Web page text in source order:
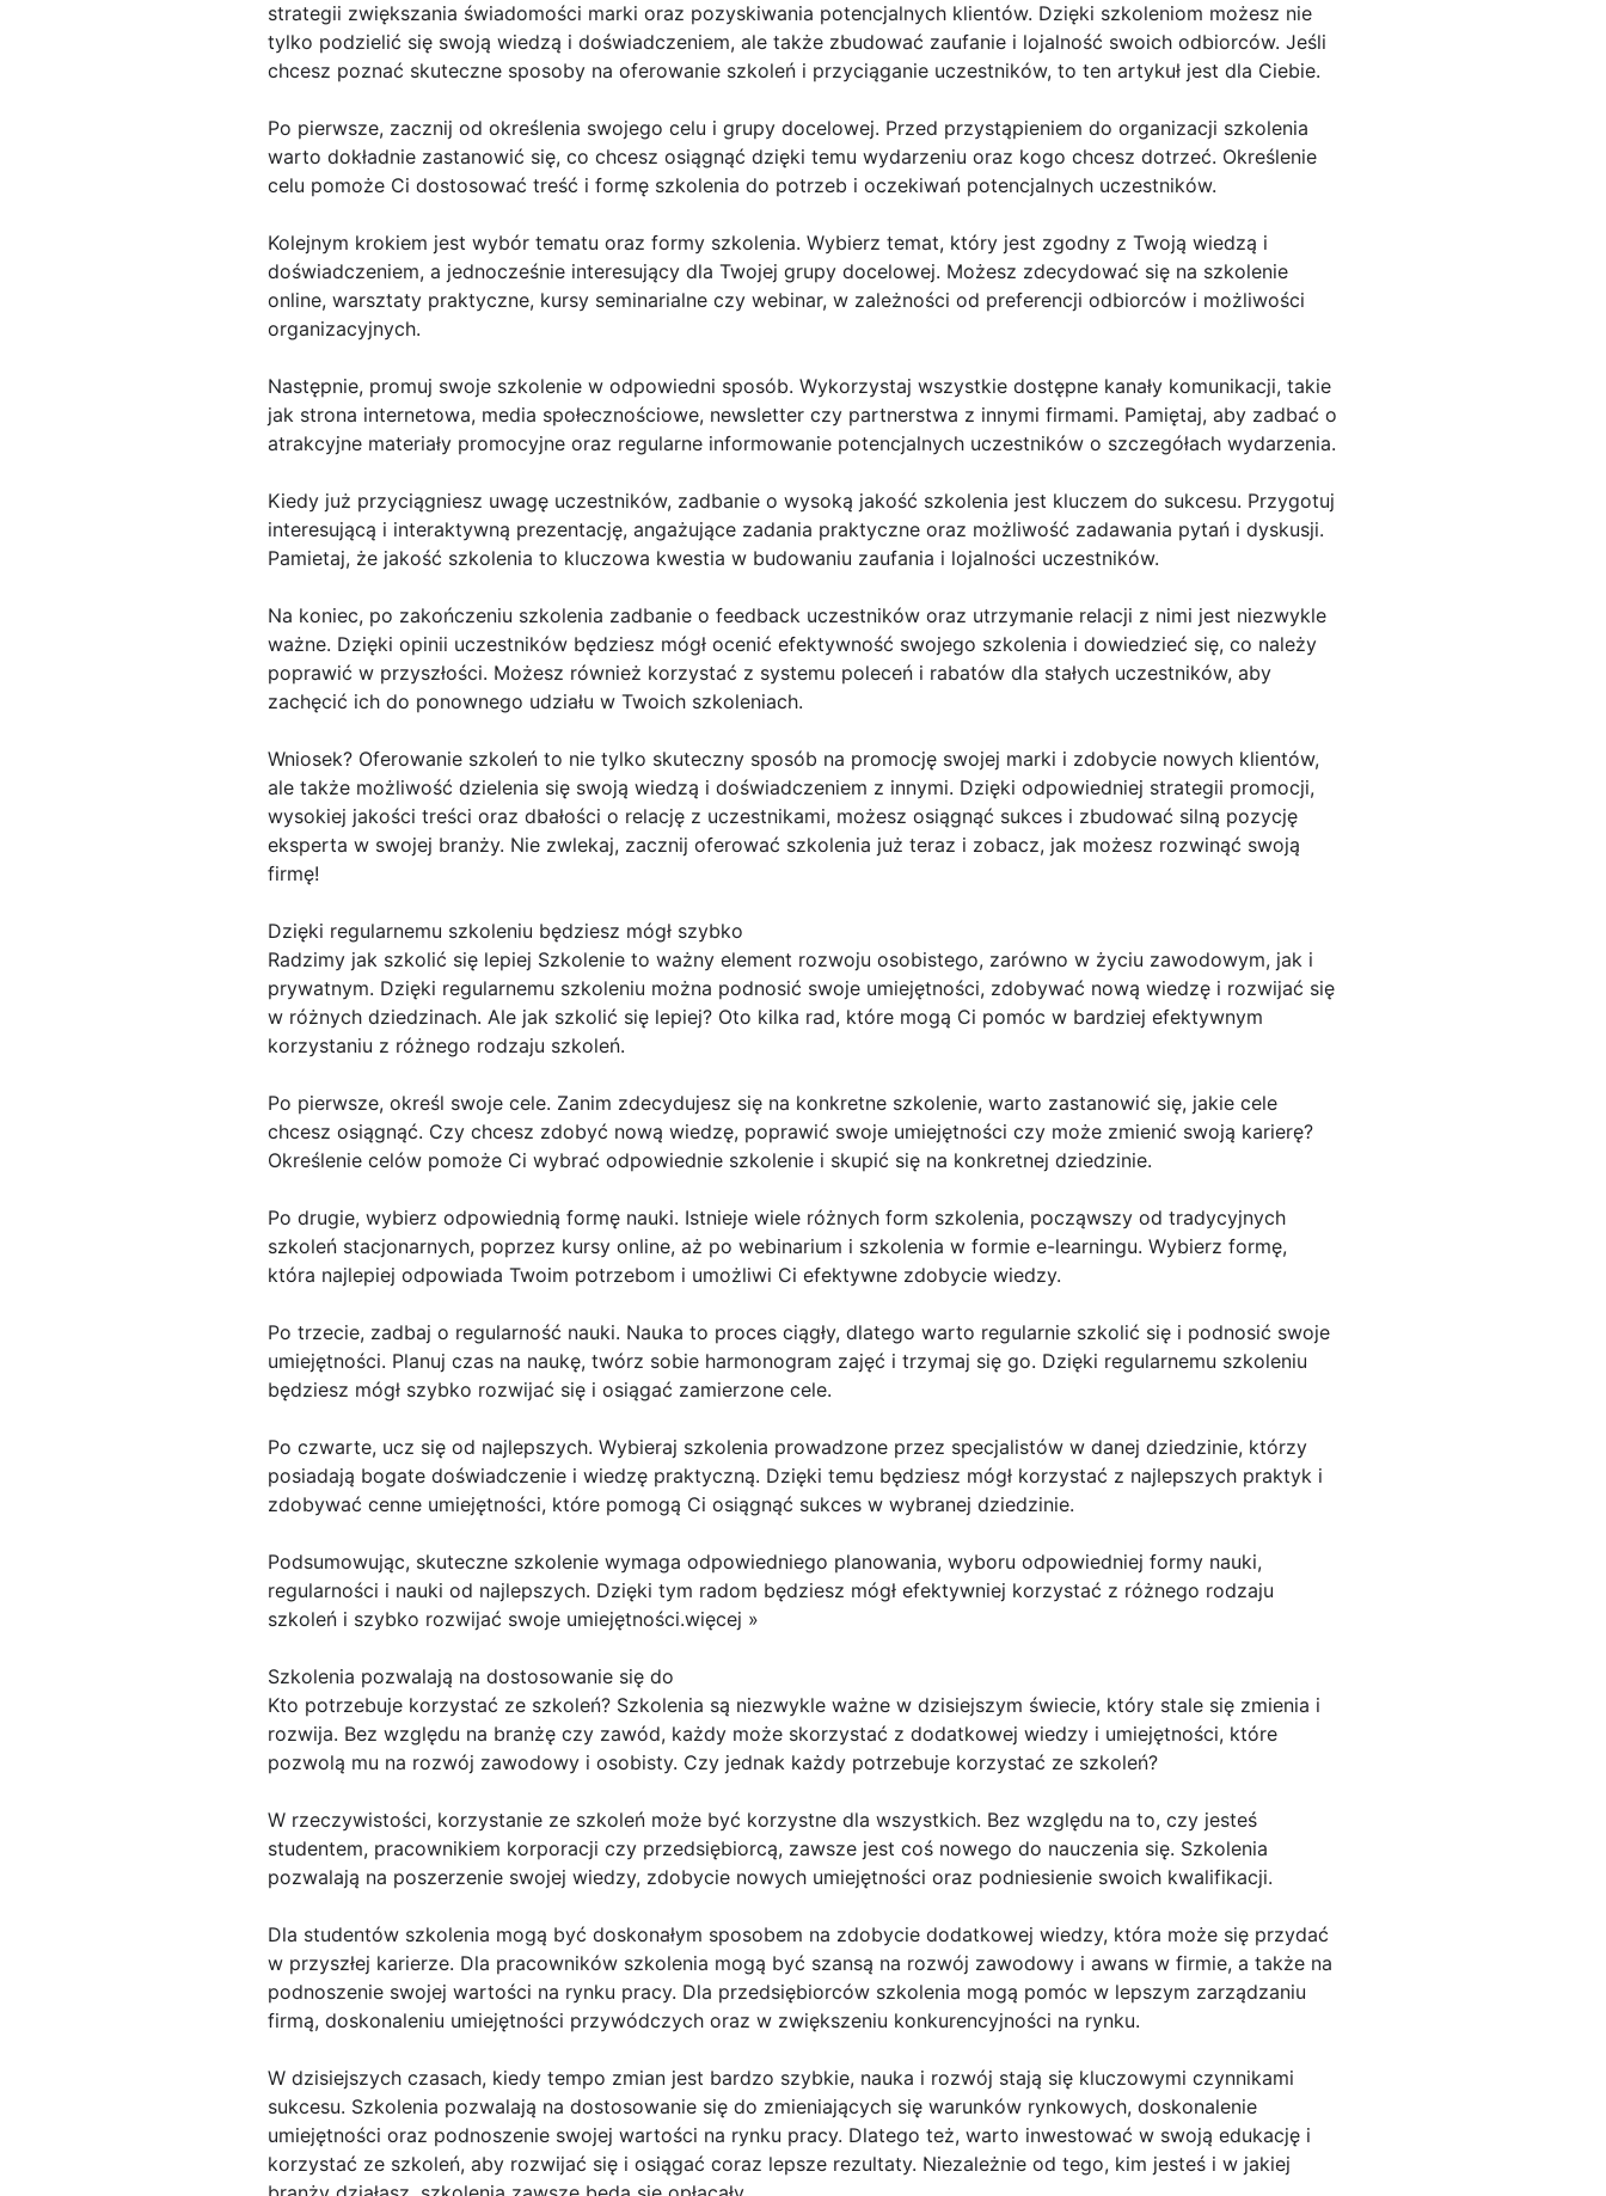
strategii zwiększania świadomości marki oraz pozyskiwania potencjalnych klientów. Dzięki szkoleniom możesz nie
tylko podzielić się swoją wiedzą i doświadczeniem, ale także zbudować zaufanie i lojalność swoich odbiorców. Jeśli
chcesz poznać skuteczne sposoby na oferowanie szkoleń i przyciąganie uczestników, to ten artykuł jest dla Ciebie.
Po pierwsze, zacznij od określenia swojego celu i grupy docelowej. Przed przystąpieniem do organizacji szkolenia
warto dokładnie zastanowić się, co chcesz osiągnąć dzięki temu wydarzeniu oraz kogo chcesz dotrzeć. Określenie
celu pomoże Ci dostosować treść i formę szkolenia do potrzeb i oczekiwań potencjalnych uczestników.
Kolejnym krokiem jest wybór tematu oraz formy szkolenia. Wybierz temat, który jest zgodny z Twoją wiedzą i
doświadczeniem, a jednocześnie interesujący dla Twojej grupy docelowej. Możesz zdecydować się na szkolenie
online, warsztaty praktyczne, kursy seminarialne czy webinar, w zależności od preferencji odbiorców i możliwości
organizacyjnych.
Następnie, promuj swoje szkolenie w odpowiedni sposób. Wykorzystaj wszystkie dostępne kanały komunikacji, takie
jak strona internetowa, media społecznościowe, newsletter czy partnerstwa z innymi firmami. Pamiętaj, aby zadbać o
atrakcyjne materiały promocyjne oraz regularne informowanie potencjalnych uczestników o szczegółach wydarzenia.
Kiedy już przyciągniesz uwagę uczestników, zadbanie o wysoką jakość szkolenia jest kluczem do sukcesu. Przygotuj
interesującą i interaktywną prezentację, angażujące zadania praktyczne oraz możliwość zadawania pytań i dyskusji.
Pamietaj, że jakość szkolenia to kluczowa kwestia w budowaniu zaufania i lojalności uczestników.
Na koniec, po zakończeniu szkolenia zadbanie o feedback uczestników oraz utrzymanie relacji z nimi jest niezwykle
ważne. Dzięki opinii uczestników będziesz mógł ocenić efektywność swojego szkolenia i dowiedzieć się, co należy
poprawić w przyszłości. Możesz również korzystać z systemu poleceń i rabatów dla stałych uczestników, aby
zachęcić ich do ponownego udziału w Twoich szkoleniach.
Wniosek? Oferowanie szkoleń to nie tylko skuteczny sposób na promocję swojej marki i zdobycie nowych klientów,
ale także możliwość dzielenia się swoją wiedzą i doświadczeniem z innymi. Dzięki odpowiedniej strategii promocji,
wysokiej jakości treści oraz dbałości o relację z uczestnikami, możesz osiągnąć sukces i zbudować silną pozycję
eksperta w swojej branży. Nie zwlekaj, zacznij oferować szkolenia już teraz i zobacz, jak możesz rozwinąć swoją
firmę!
Dzięki regularnemu szkoleniu będziesz mógł szybko
Radzimy jak szkolić się lepiej Szkolenie to ważny element rozwoju osobistego, zarówno w życiu zawodowym, jak i
prywatnym. Dzięki regularnemu szkoleniu można podnosić swoje umiejętności, zdobywać nową wiedzę i rozwijać się
w różnych dziedzinach. Ale jak szkolić się lepiej? Oto kilka rad, które mogą Ci pomóc w bardziej efektywnym
korzystaniu z różnego rodzaju szkoleń.
Po pierwsze, określ swoje cele. Zanim zdecydujesz się na konkretne szkolenie, warto zastanowić się, jakie cele
chcesz osiągnąć. Czy chcesz zdobyć nową wiedzę, poprawić swoje umiejętności czy może zmienić swoją karierę?
Określenie celów pomoże Ci wybrać odpowiednie szkolenie i skupić się na konkretnej dziedzinie.
Po drugie, wybierz odpowiednią formę nauki. Istnieje wiele różnych form szkolenia, począwszy od tradycyjnych
szkoleń stacjonarnych, poprzez kursy online, aż po webinarium i szkolenia w formie e-learningu. Wybierz formę,
która najlepiej odpowiada Twoim potrzebom i umożliwi Ci efektywne zdobycie wiedzy.
Po trzecie, zadbaj o regularność nauki. Nauka to proces ciągły, dlatego warto regularnie szkolić się i podnosić swoje
umiejętności. Planuj czas na naukę, twórz sobie harmonogram zajęć i trzymaj się go. Dzięki regularnemu szkoleniu
będziesz mógł szybko rozwijać się i osiągać zamierzone cele.
Po czwarte, ucz się od najlepszych. Wybieraj szkolenia prowadzone przez specjalistów w danej dziedzinie, którzy
posiadają bogate doświadczenie i wiedzę praktyczną. Dzięki temu będziesz mógł korzystać z najlepszych praktyk i
zdobywać cenne umiejętności, które pomogą Ci osiągnąć sukces w wybranej dziedzinie.
Podsumowując, skuteczne szkolenie wymaga odpowiedniego planowania, wyboru odpowiedniej formy nauki,
regularności i nauki od najlepszych. Dzięki tym radom będziesz mógł efektywniej korzystać z różnego rodzaju
szkoleń i szybko rozwijać swoje umiejętności.więcej »
Szkolenia pozwalają na dostosowanie się do
Kto potrzebuje korzystać ze szkoleń? Szkolenia są niezwykle ważne w dzisiejszym świecie, który stale się zmienia i
rozwija. Bez względu na branżę czy zawód, każdy może skorzystać z dodatkowej wiedzy i umiejętności, które
pozwolą mu na rozwój zawodowy i osobisty. Czy jednak każdy potrzebuje korzystać ze szkoleń?
W rzeczywistości, korzystanie ze szkoleń może być korzystne dla wszystkich. Bez względu na to, czy jesteś
studentem, pracownikiem korporacji czy przedsiębiorcą, zawsze jest coś nowego do nauczenia się. Szkolenia
pozwalają na poszerzenie swojej wiedzy, zdobycie nowych umiejętności oraz podniesienie swoich kwalifikacji.
Dla studentów szkolenia mogą być doskonałym sposobem na zdobycie dodatkowej wiedzy, która może się przydać
w przyszłej karierze. Dla pracowników szkolenia mogą być szansą na rozwój zawodowy i awans w firmie, a także na
podnoszenie swojej wartości na rynku pracy. Dla przedsiębiorców szkolenia mogą pomóc w lepszym zarządzaniu
firmą, doskonaleniu umiejętności przywódczych oraz w zwiększeniu konkurencyjności na rynku.
W dzisiejszych czasach, kiedy tempo zmian jest bardzo szybkie, nauka i rozwój stają się kluczowymi czynnikami
sukcesu. Szkolenia pozwalają na dostosowanie się do zmieniających się warunków rynkowych, doskonalenie
umiejętności oraz podnoszenie swojej wartości na rynku pracy. Dlatego też, warto inwestować w swoją edukację i
korzystać ze szkoleń, aby rozwijać się i osiągać coraz lepsze rezultaty. Niezależnie od tego, kim jesteś i w jakiej